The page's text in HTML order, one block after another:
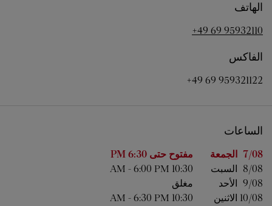
الهاتف
+49 69 95932110
الفاكس
+49 69 959321122
الساعات
اليوم من الأسبوع الساعات 7/08 الجمعة مفتوح حتى 6:30 PM
8/08 السبت 10:30 AM
- 6:00 PM
9/08 الأحد
مغلق
10/08 الاثنين 10:30 AM
- 6:30 PM